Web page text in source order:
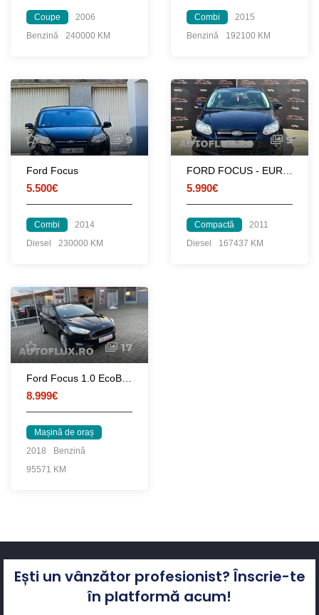
Coupe
2006
Benzină
240000 KM
Combi
2015
Benzină
192100 KM
9
Ford Focus
5.500€
Combi
2014
Diesel
230000 KM
9
5.990€
Compactă
2011
Diesel
167437 KM
17
8.999€
Mașină de oraș
2018
Benzină
95571 KM
Ești un vânzător profesionist? Înscrie-te
în platformă acum!